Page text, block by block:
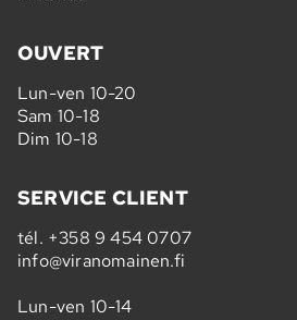
OUVERT
Lun-ven 10-20
Sam 10-18
Dim 10-18
SERVICE CLIENT
tél. +358 9 454 0707
info@viranomainen.fi
Lun-ven 10-14